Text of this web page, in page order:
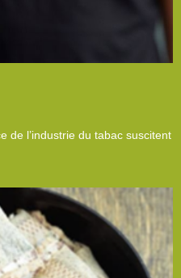
de l’industrie du tabac suscitent